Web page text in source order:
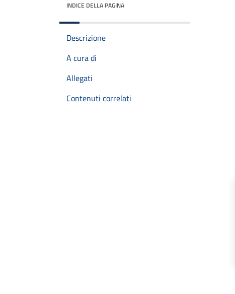
INDICE DELLA PAGINA
Descrizione
A cura di
Allegati
Contenuti correlati